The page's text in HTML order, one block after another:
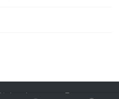
鲁ICP备2022012774号-2